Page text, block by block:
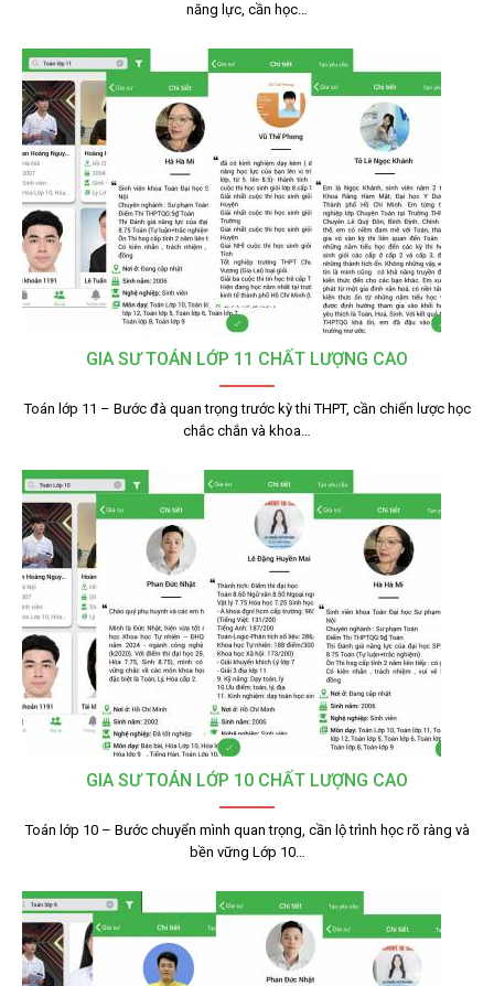
năng lực, cần học…
GIA SƯ TOÁN LỚP 11 CHẤT LƯỢNG CAO
Toán lớp 11 – Bước đà quan trọng trước kỳ thi THPT, cần chiến lược học
chắc chắn và khoa…
GIA SƯ TOÁN LỚP 10 CHẤT LƯỢNG CAO
Toán lớp 10 – Bước chuyển mình quan trọng, cần lộ trình học rõ ràng và
bền vững Lớp 10…